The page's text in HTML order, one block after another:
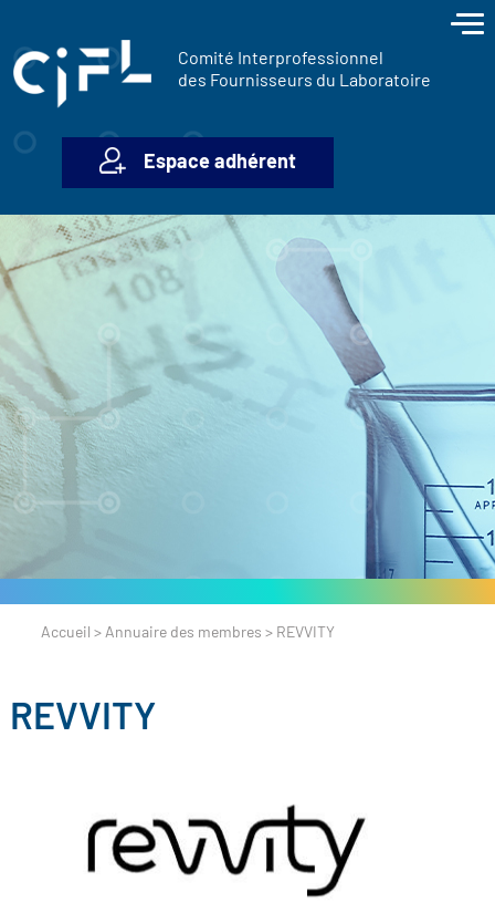
Comité Interprofessionnel
des Fournisseurs du Laboratoire
Espace adhérent
Accueil > Annuaire des membres > REVVITY
REVVITY